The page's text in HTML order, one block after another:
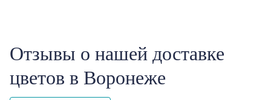
Отзывы о нашей доставке
цветов в Воронеже